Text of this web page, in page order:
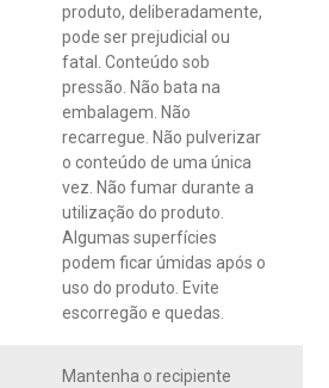
produto, deliberadamente,
pode ser prejudicial ou
fatal. Conteúdo sob
pressão. Não bata na
embalagem. Não
recarregue. Não pulverizar
o conteúdo de uma única
vez. Não fumar durante a
utilização do produto.
Algumas superfícies
podem ficar úmidas após o
uso do produto. Evite
escorregão e quedas.
Mantenha o recipiente